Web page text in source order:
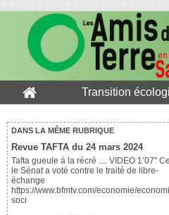
Transition
DANS LA MÊME RUBRIQUE
Revue TAFTA du 24 mars 2024
Tafta gueule à la récré .... VIDEO 1’07"
le Sénat a voté contre le traité de libre-
échange
https://www.bfmtv.com/economie/
soci